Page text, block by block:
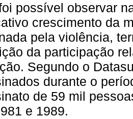
possível observar
crescimento da
pela violência,
da participação
Segundo o
durante o
de 59 mil
e 1989.